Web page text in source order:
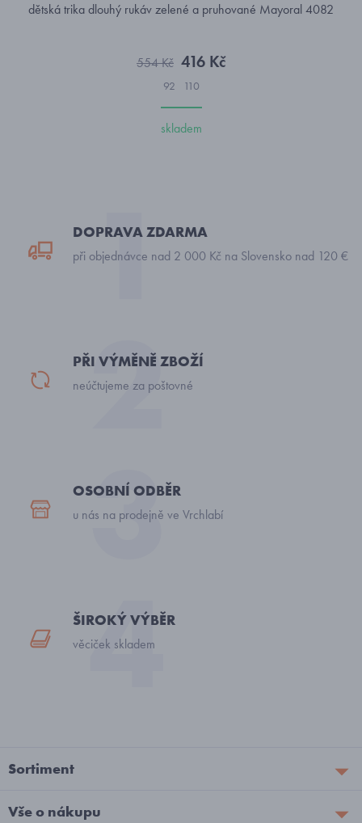
dětská trika dlouhý rukáv zelené a pruhované Mayoral 4082
554 Kč 416 Kč
92 110
skladem
DOPRAVA ZDARMA
při objednávce nad 2 000 Kč na Slovensko nad 120 €
PŘI VÝMĚNĚ ZBOŽÍ
neúčtujeme za poštovné
OSOBNÍ ODBĚR
u nás na prodejně ve Vrchlabí
ŠIROKÝ VÝBĚR
věciček skladem
Sortiment
Vše o nákupu